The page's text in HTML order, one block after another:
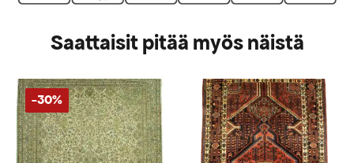
Saattaisit pitää myös näistä
-30%